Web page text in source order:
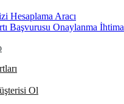
Hesaplama Aracı
Başvurusu Onaylanma
Ol